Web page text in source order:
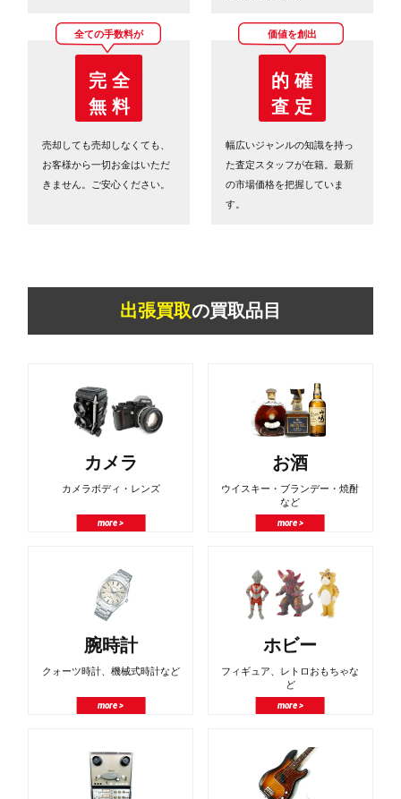
全ての手数料が
完 全
無 料
売却しても売却しなくても、
お客様から一切お金はいただ
きません。ご安心ください。
価値を創出
的 確
査 定
幅広いジャンルの知識を持っ
た査定スタッフが在籍。最新
の市場価格を把握していま
す。
出張買取の買取品目
カメラ
カメラボディ・レンズ
more >
お酒
ウイスキー・ブランデー・焼酎
など
more >
腕時計
クォーツ時計、機械式時計など
more >
ホビー
フィギュア、レトロおもちゃな
ど
more >